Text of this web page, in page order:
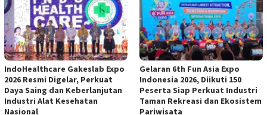
IndoHealthcare Gakeslab Expo
2026 Resmi Digelar, Perkuat
Daya Saing dan Keberlanjutan
Industri Alat Kesehatan
Nasional
Gelaran 6th Fun Asia Expo
Indonesia 2026, Diikuti 150
Peserta Siap Perkuat Industri
Taman Rekreasi dan Ekosistem
Pariwisata